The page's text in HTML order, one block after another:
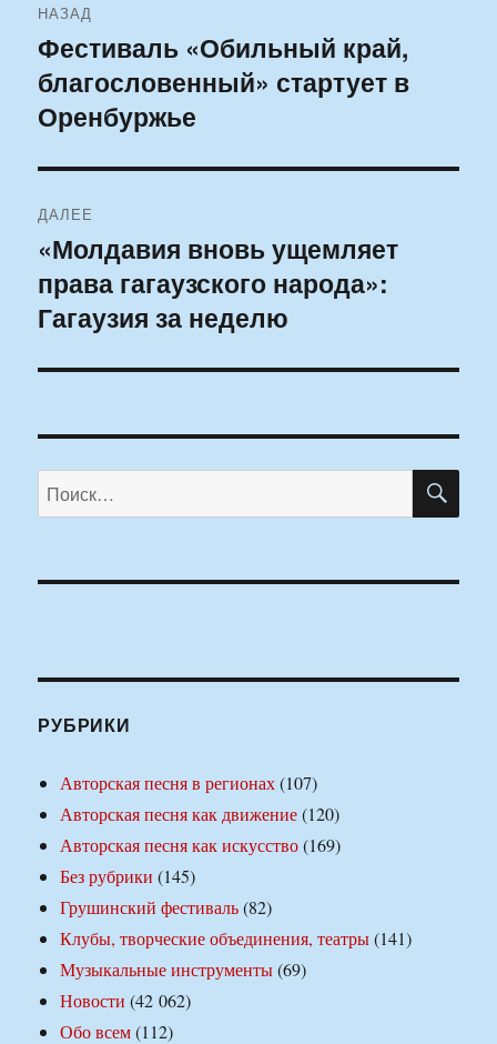
по
записям
НАЗАД
Предыдущая
запись:
Фестиваль «Обильный край,
благословенный» стартует в
Оренбуржье
ДАЛЕЕ
Следующая
запись:
«Молдавия вновь ущемляет
права гагаузского народа»:
Гагаузия за неделю
Искать:
РУБРИКИ
Авторская песня в регионах(107)
Авторская песня как движение(120)
Авторская песня как искусство(169)
Без рубрики (145)
Грушинский фестиваль(82)
Клубы, творческие объединения, театры(141)
Музыкальные инструменты(69)
Новости (42 062)
Обо всем(112)